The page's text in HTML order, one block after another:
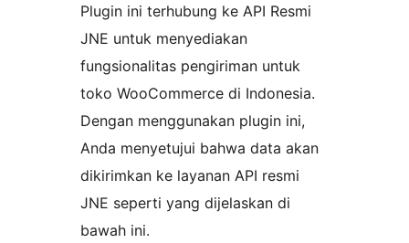
Plugin ini terhubung ke API Resmi
JNE untuk menyediakan
fungsionalitas pengiriman untuk
toko WooCommerce di Indonesia.
Dengan menggunakan plugin ini,
Anda menyetujui bahwa data akan
dikirimkan ke layanan API resmi
JNE seperti yang dijelaskan di
bawah ini.